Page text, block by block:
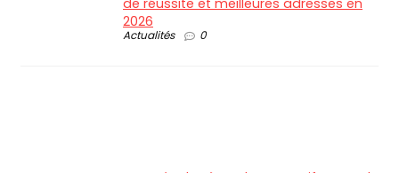
de réussite et meilleures adresses en
2026
Actualités 0